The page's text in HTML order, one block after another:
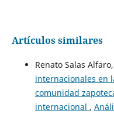
Artículos similares
Renato Salas Alfaro,
internacionales en
comunidad
internacional ,